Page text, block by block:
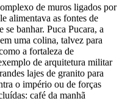
de muros ligados por
alimentava as fontes de
se banhar. Puca Pucara, a
uma colina, talvez para
a fortaleza de
de arquitetura militar
lajes de granito para
o império ou de forças
café da manhã